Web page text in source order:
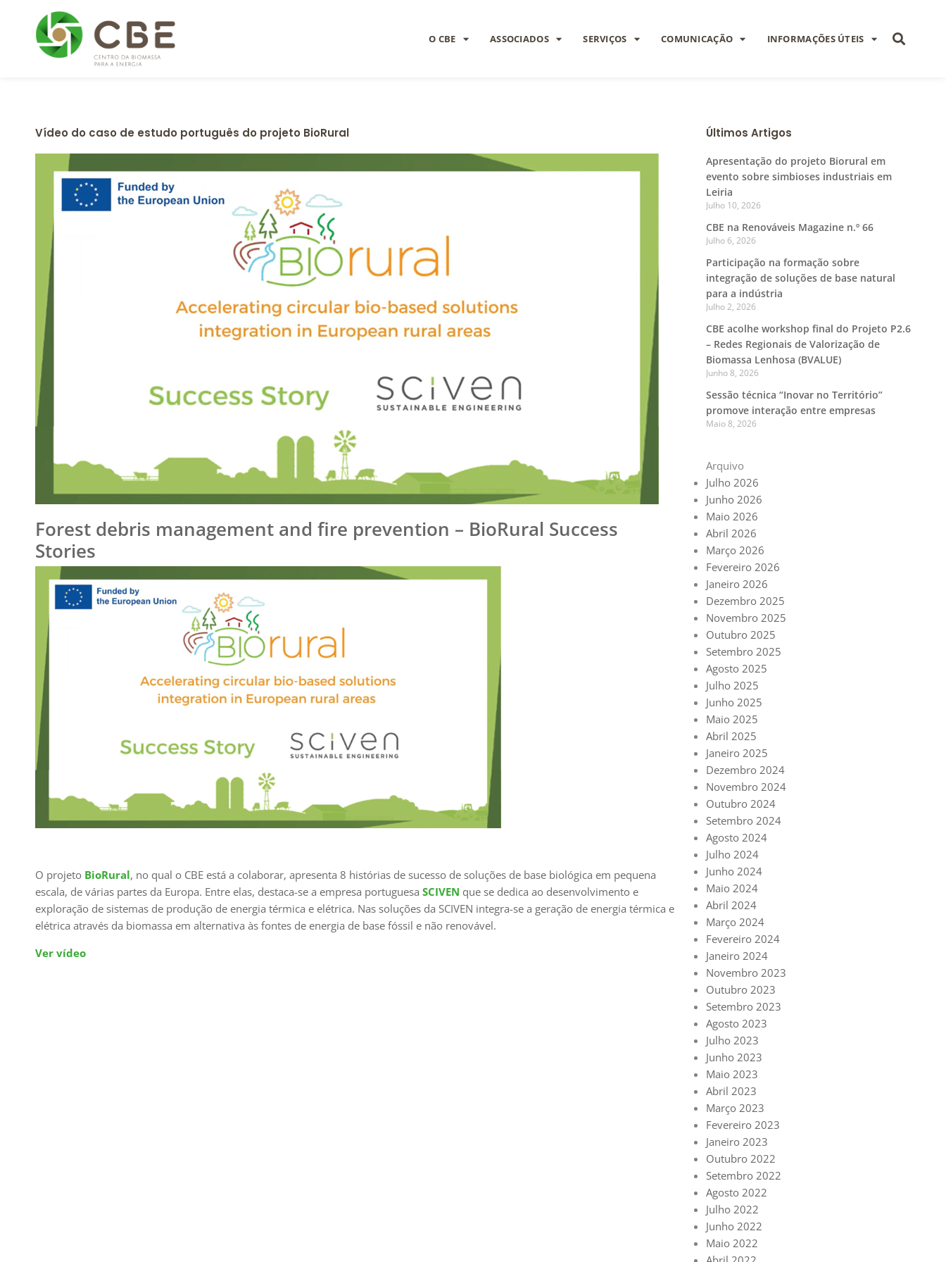
O CBE ASSOCIADOS SERVIÇOS COMUNICAÇÃO INFORMAÇÕES ÚTEIS
Vídeo do caso de estudo português do projeto BioRural
Forest debris management and fire prevention – BioRural Success
Stories
O projeto BioRural, no qual o CBE está a colaborar, apresenta 8 histórias de sucesso de soluções de base biológica em pequena
escala, de várias partes da Europa. Entre elas, destaca-se a empresa portuguesa SCIVEN que se dedica ao desenvolvimento e
exploração de sistemas de produção de energia térmica e elétrica. Nas soluções da SCIVEN integra-se a geração de energia térmica e
elétrica através da biomassa em alternativa às fontes de energia de base fóssil e não renovável.
Ver vídeo
Últimos Artigos
Apresentação do projeto Biorural em
evento sobre simbioses industriais em
Leiria
Julho 10, 2026
CBE na Renováveis Magazine n.º 66
Julho 6, 2026
Participação na formação sobre
integração de soluções de base natural
para a indústria
Julho 2, 2026
CBE acolhe workshop final do Projeto P2.6
– Redes Regionais de Valorização de
Biomassa Lenhosa (BVALUE)
Junho 8, 2026
Sessão técnica “Inovar no Território”
promove interação entre empresas
Maio 8, 2026
Arquivo
Julho 2026
Junho 2026
Maio 2026
Abril 2026
Março 2026
Fevereiro 2026
Janeiro 2026
Dezembro 2025
Novembro 2025
Outubro 2025
Setembro 2025
Agosto 2025
Julho 2025
Junho 2025
Maio 2025
Abril 2025
Janeiro 2025
Dezembro 2024
Novembro 2024
Outubro 2024
Setembro 2024
Agosto 2024
Julho 2024
Junho 2024
Maio 2024
Abril 2024
Março 2024
Fevereiro 2024
Janeiro 2024
Novembro 2023
Outubro 2023
Setembro 2023
Agosto 2023
Julho 2023
Junho 2023
Maio 2023
Abril 2023
Março 2023
Fevereiro 2023
Janeiro 2023
Outubro 2022
Setembro 2022
Agosto 2022
Julho 2022
Junho 2022
Maio 2022